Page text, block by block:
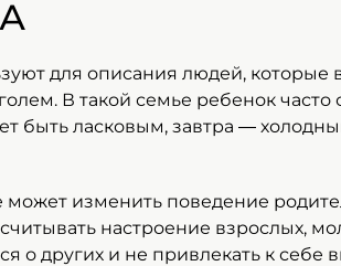
для описания людей, которые
В такой семье ребенок часто
быть ласковым, завтра —
изменить поведение
настроение взрослых,
о других и не привлекать к